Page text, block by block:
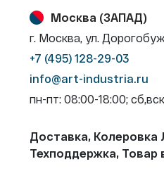
Москва (ЗАПАД)
г. Москва, ул.
+7 (495) 128-29-03
info@art-industria.ru
пн-пт: 08:00-18:00;
Доставка,
Техподдержка, Товар